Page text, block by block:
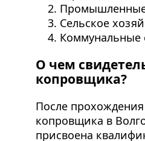
Сельское
Коммунальные
О чем
копровщика?
После
копровщика в
присвоена